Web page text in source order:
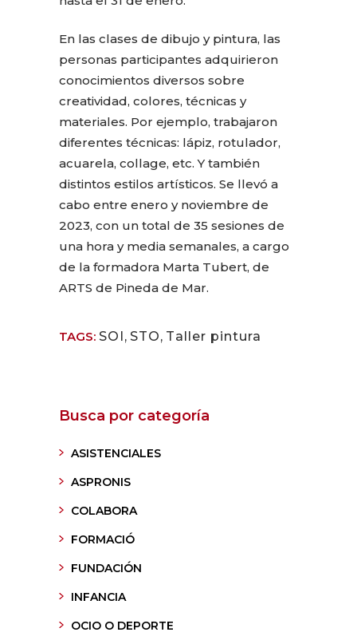
En las clases de dibujo y pintura, las
personas participantes adquirieron
conocimientos diversos sobre
creatividad, colores, técnicas y
materiales. Por ejemplo, trabajaron
diferentes técnicas: lápiz, rotulador,
acuarela, collage, etc. Y también
distintos estilos artísticos. Se llevó a
cabo entre enero y noviembre de
2023, con un total de 35 sesiones de
una hora y media semanales, a cargo
de la formadora Marta Tubert, de
ARTS de Pineda de Mar.
TAGS: SOI, STO, Taller pintura
Busca por categoría
ASISTENCIALES
ASPRONIS
COLABORA
FORMACIÓ
FUNDACIÓN
INFANCIA
OCIO O DEPORTE